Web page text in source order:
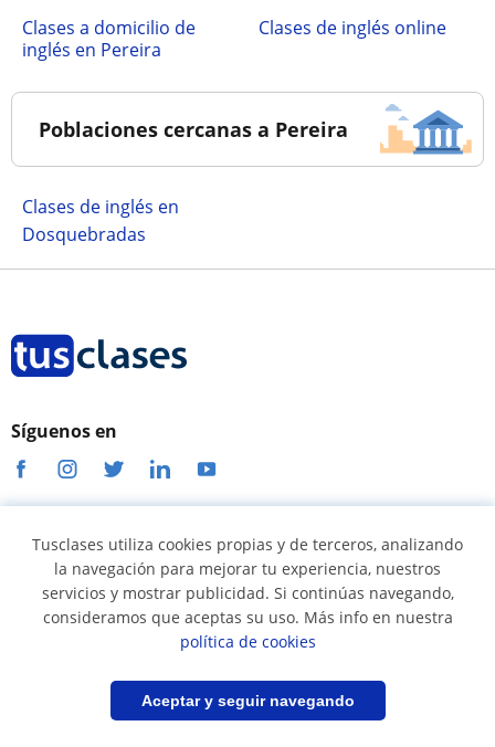
Guardar búsqueda
Clases a domicilio de
inglés en Pereira
Clases de inglés online
Poblaciones cercanas a Pereira
Clases de inglés en
Dosquebradas
Síguenos en
Términos y condiciones
Política de cookies
Política de privacidad
Condiciones uso profesores
Condiciones uso alumnos
Tusclases utiliza cookies propias y de terceros, analizando
la navegación para mejorar tu experiencia, nuestros
servicios y mostrar publicidad. Si continúas navegando,
consideramos que aceptas su uso. Más info en nuestra
política de cookies
Aceptar y seguir navegando